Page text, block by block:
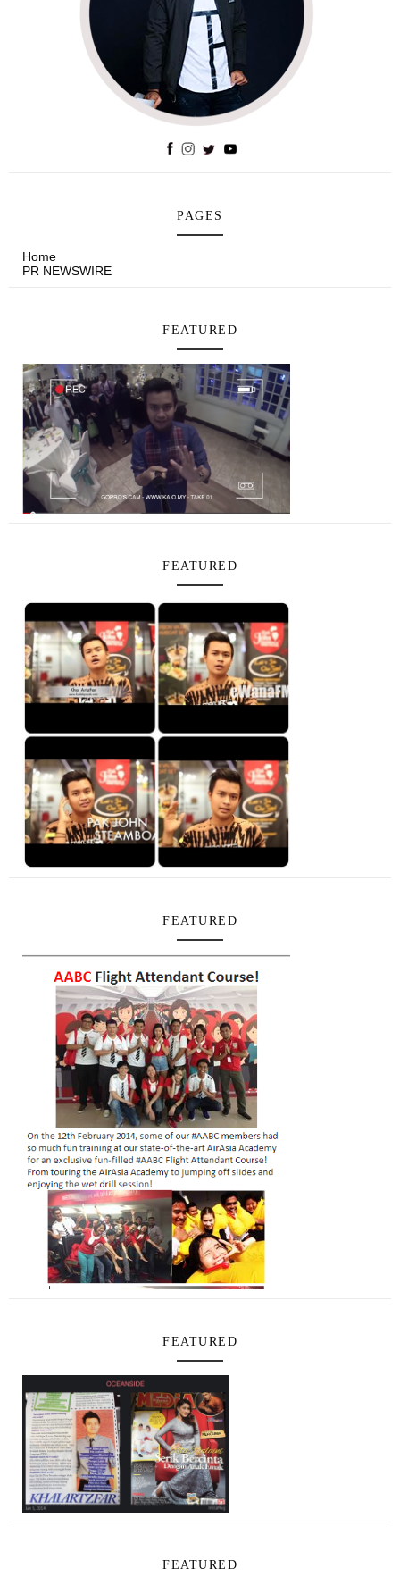
PAGES
Home
PR NEWSWIRE
FEATURED
FEATURED
FEATURED
FEATURED
FEATURED